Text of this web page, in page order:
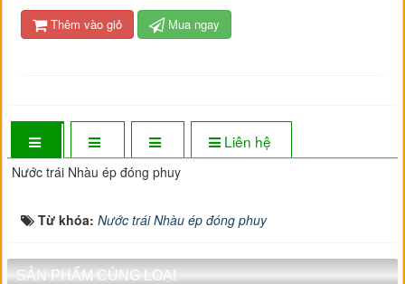
Thêm vào giỏ Mua ngay
Liên hệ
Nước trái Nhàu ép đóng phuy
Từ khóa:Nước trái Nhàu ép đóng phuy
SẢN PHẨM CÙNG LOẠI